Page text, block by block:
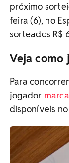
próximo
feira (6), no
sorteados R$
Veja como
Para
jogador
disponíveis